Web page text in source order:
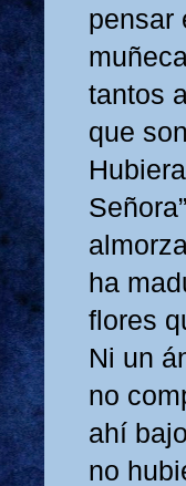
pensar
tantos
que
ha
flores
Ni un
no
ahí
no